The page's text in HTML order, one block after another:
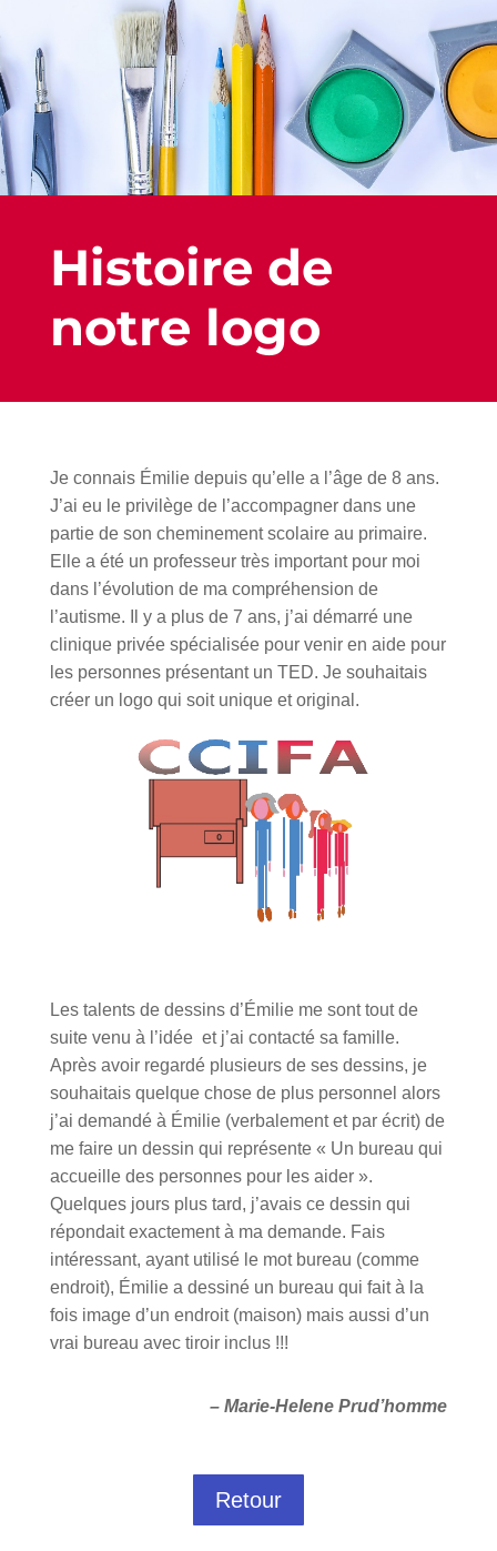
Histoire de
notre logo
Je connais Émilie depuis qu’elle a l’âge de 8 ans.
J’ai eu le privilège de l’accompagner dans une
partie de son cheminement scolaire au primaire.
Elle a été un professeur très important pour moi
dans l’évolution de ma compréhension de
l’autisme. Il y a plus de 7 ans, j’ai démarré une
clinique privée spécialisée pour venir en aide pour
les personnes présentant un TED. Je souhaitais
créer un logo qui soit unique et original.
Les talents de dessins d’Émilie me sont tout de
suite venu à l’idée et j’ai contacté sa famille.
Après avoir regardé plusieurs de ses dessins, je
souhaitais quelque chose de plus personnel alors
j’ai demandé à Émilie (verbalement et par écrit) de
me faire un dessin qui représente « Un bureau qui
accueille des personnes pour les aider ».
Quelques jours plus tard, j’avais ce dessin qui
répondait exactement à ma demande. Fais
intéressant, ayant utilisé le mot bureau (comme
endroit), Émilie a dessiné un bureau qui fait à la
fois image d’un endroit (maison) mais aussi d’un
vrai bureau avec tiroir inclus !!!
– Marie-Helene Prud’homme
Retour